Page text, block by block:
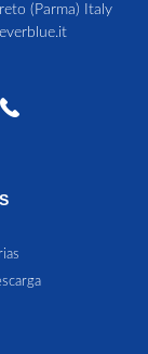
(Parma) Italy